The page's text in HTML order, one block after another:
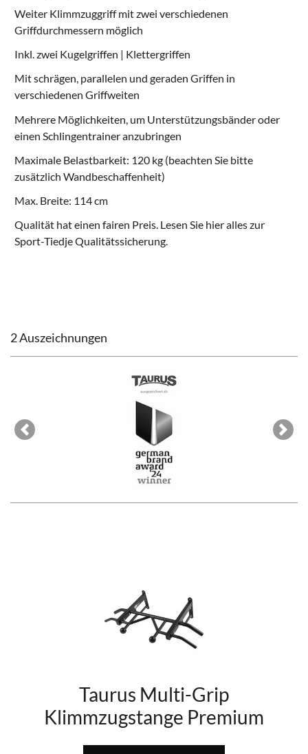
Weiter Klimmzuggriff mit zwei verschiedenen
Griffdurchmessern möglich
Inkl. zwei Kugelgriffen | Klettergriffen
Mit schrägen, parallelen und geraden Griffen in
verschiedenen Griffweiten
Mehrere Möglichkeiten, um Unterstützungsbänder oder
einen Schlingentrainer anzubringen
Maximale Belastbarkeit: 120 kg (beachten Sie bitte
zusätzlich Wandbeschaffenheit)
Max. Breite: 114 cm
Qualität hat einen fairen Preis. Lesen Sie hier alles zur
Sport-Tiedje Qualitätssicherung.
2 Auszeichnungen
Previous Next
Taurus Multi-Grip
Klimmzugstange Premium